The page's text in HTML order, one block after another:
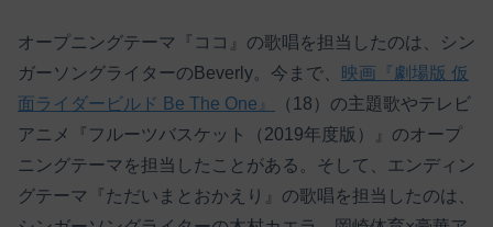
オープニングテーマ『ココ』の歌唱を担当したのは、シン
ガーソングライターのBeverly。今まで、
映画『劇場版 仮
面ライダービルド Be The One』
（18）の主題歌やテレビ
アニメ『フルーツバスケット（2019年度版）』のオープ
ニングテーマを担当したことがある。そして、エンディン
グテーマ『ただいまとおかえり』の歌唱を担当したのは、